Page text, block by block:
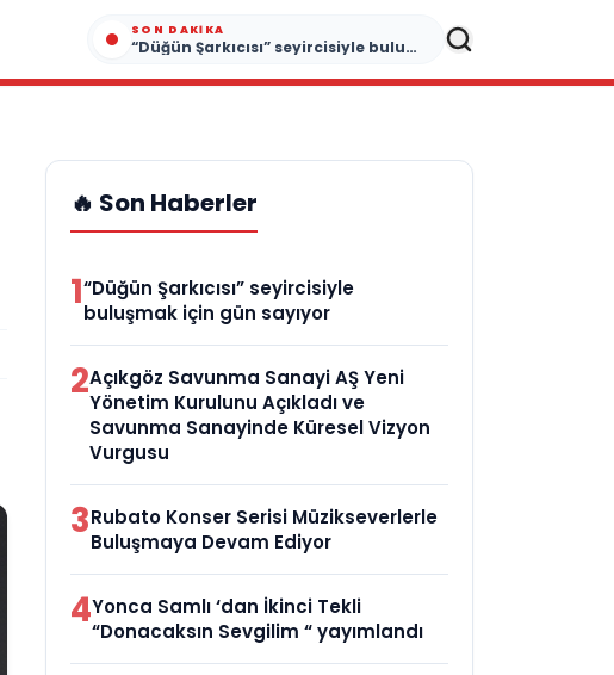
SON DAKIKA
“Düğün Şarkıcısı” seyircisiyle buluşmak için gün sayıyor
🔥 Son Haberler
1“Düğün Şarkıcısı” seyircisiyle
buluşmak için gün sayıyor
2Açıkgöz Savunma Sanayi AŞ Yeni
Yönetim Kurulunu Açıkladı ve
Savunma Sanayinde Küresel Vizyon
Vurgusu
3Rubato Konser Serisi Müzikseverlerle
Buluşmaya Devam Ediyor
4Yonca Samlı ‘dan İkinci Tekli
“Donacaksın Sevgilim “ yayımlandı